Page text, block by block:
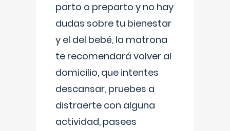
parto o preparto y no hay
dudas sobre tu bienestar
y el del bebé, la matrona
te recomendará volver al
domicilio, que intentes
descansar, pruebes a
distraerte con alguna
actividad, pasees